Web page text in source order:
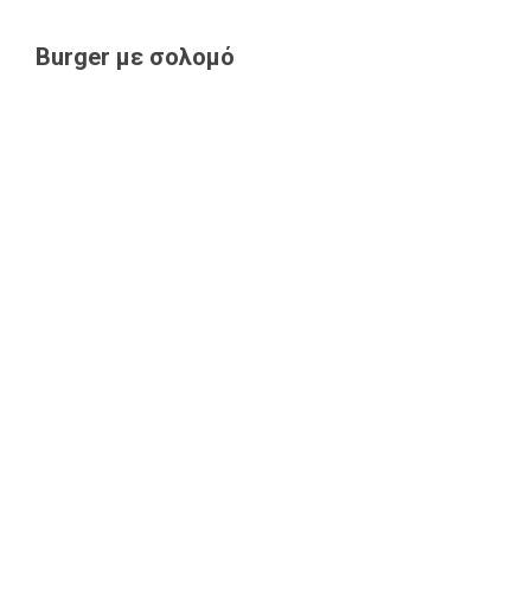
Burger με σολομό